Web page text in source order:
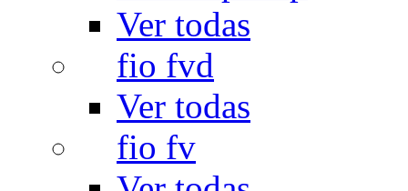
Ver todas
fio fvd
Ver todas
fio fv